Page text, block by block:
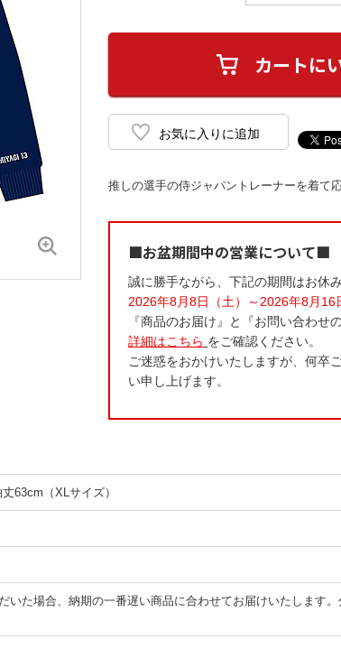
推しの選手の侍ジャパントレーナーを着て
■お盆期間中の営業について■
誠に勝手ながら、下記の期間はお休
2026年8月8日（土）～2026年8月16
『商品のお届け』と『お問い合わせ
詳細はこちら をご確認ください。
ご迷惑をおかけいたしますが、何卒
い申し上げます。
63cm（XLサイズ）
いた場合、納期の一番遅い商品に合わせてお届けいたします